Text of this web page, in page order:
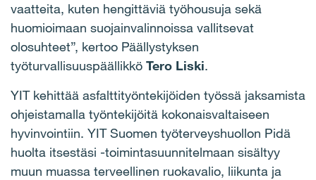
vaatteita, kuten hengittäviä työhousuja sekä
huomioimaan suojainvalinnoissa vallitsevat
olosuhteet”, kertoo Päällystyksen
työturvallisuuspäällikkö Tero Liski.
YIT kehittää asfalttityöntekijöiden työssä jaksamista
ohjeistamalla työntekijöitä kokonaisvaltaiseen
hyvinvointiin. YIT Suomen työterveyshuollon Pidä
huolta itsestäsi -toimintasuunnitelmaan sisältyy
muun muassa terveellinen ruokavalio, liikunta ja